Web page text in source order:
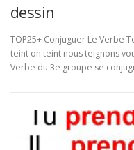
dessin
TOP25+ Conjuguer Le Verbe
teint on teint nous teignons
Verbe du 3e groupe se